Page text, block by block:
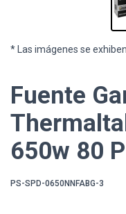
* Las imágenes se
Fuente
650w 80
PS-SPD-0650NNFABG-3